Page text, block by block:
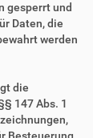
gesperrt und
Daten, die
werden
die
147 Abs. 1